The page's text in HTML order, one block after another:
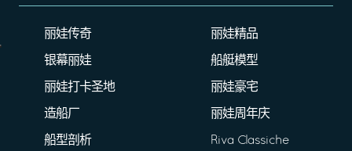
丽娃传奇
银幕丽娃
丽娃打卡圣地
造船厂
船型剖析
丽娃精品
船艇模型
丽娃豪宅
丽娃周年庆
Riva Classiche